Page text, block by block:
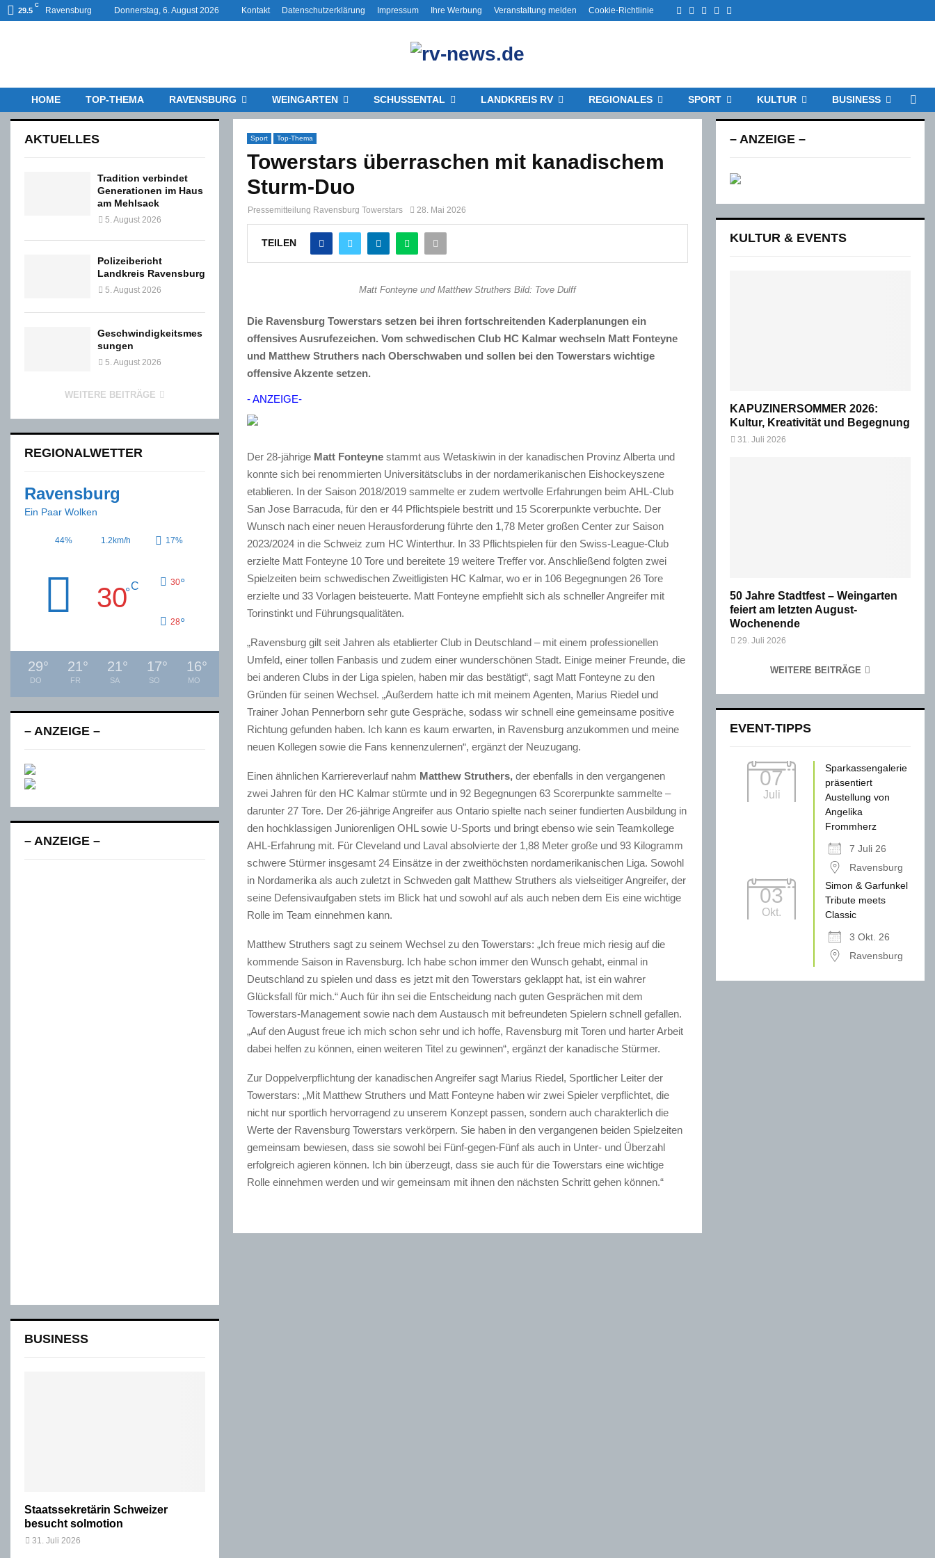
29.5
C
Ravensburg Donnerstag, 6. August 2026 Kontakt Datenschutzerklärung Impressum Ihre Werbung Veranstaltung melden Cookie-Richtlinie Facebook
TwitterInstagram
Email
HOME TOP-THEMA RAVENSBURG WEINGARTEN SCHUSSENTAL LANDKREIS RV REGIONALES SPORT KULTUR BUSINESS
Sport Top-Thema
Towerstars überraschen mit kanadischem
Sturm-Duo
Pressemitteilung Ravensburg Towerstars 28. Mai 2026
TEILEN
Matt Fonteyne und Matthew Struthers Bild: Tove Dulff
Die Ravensburg Towerstars setzen bei ihren fortschreitenden Kaderplanungen ein
offensives Ausrufezeichen. Vom schwedischen Club HC Kalmar wechseln Matt Fonteyne
und Matthew Struthers nach Oberschwaben und sollen bei den Towerstars wichtige
offensive Akzente setzen.
- ANZEIGE-
Der 28-jährige Matt Fonteyne stammt aus Wetaskiwin in der kanadischen Provinz Alberta und
konnte sich bei renommierten Universitätsclubs in der nordamerikanischen Eishockeyszene
etablieren. In der Saison 2018/2019 sammelte er zudem wertvolle Erfahrungen beim AHL-Club
San Jose Barracuda, für den er 44 Pflichtspiele bestritt und 15 Scorerpunkte verbuchte. Der
Wunsch nach einer neuen Herausforderung führte den 1,78 Meter großen Center zur Saison
2023/2024 in die Schweiz zum HC Winterthur. In 33 Pflichtspielen für den Swiss-League-Club
erzielte Matt Fonteyne 10 Tore und bereitete 19 weitere Treffer vor. Anschließend folgten zwei
Spielzeiten beim schwedischen Zweitligisten HC Kalmar, wo er in 106 Begegnungen 26 Tore
erzielte und 33 Vorlagen beisteuerte. Matt Fonteyne empfiehlt sich als schneller Angreifer mit
Torinstinkt und Führungsqualitäten.
„Ravensburg gilt seit Jahren als etablierter Club in Deutschland – mit einem professionellen
Umfeld, einer tollen Fanbasis und zudem einer wunderschönen Stadt. Einige meiner Freunde, die
bei anderen Clubs in der Liga spielen, haben mir das bestätigt“, sagt Matt Fonteyne zu den
Gründen für seinen Wechsel. „Außerdem hatte ich mit meinem Agenten, Marius Riedel und
Trainer Johan Pennerborn sehr gute Gespräche, sodass wir schnell eine gemeinsame positive
Richtung gefunden haben. Ich kann es kaum erwarten, in Ravensburg anzukommen und meine
neuen Kollegen sowie die Fans kennenzulernen“, ergänzt der Neuzugang.
Einen ähnlichen Karriereverlauf nahm Matthew Struthers, der ebenfalls in den vergangenen
zwei Jahren für den HC Kalmar stürmte und in 92 Begegnungen 63 Scorerpunkte sammelte –
darunter 27 Tore. Der 26-jährige Angreifer aus Ontario spielte nach seiner fundierten Ausbildung in
den hochklassigen Juniorenligen OHL sowie U-Sports und bringt ebenso wie sein Teamkollege
AHL-Erfahrung mit. Für Cleveland und Laval absolvierte der 1,88 Meter große und 93 Kilogramm
schwere Stürmer insgesamt 24 Einsätze in der zweithöchsten nordamerikanischen Liga. Sowohl
in Nordamerika als auch zuletzt in Schweden galt Matthew Struthers als vielseitiger Angreifer, der
seine Defensivaufgaben stets im Blick hat und sowohl auf als auch neben dem Eis eine wichtige
Rolle im Team einnehmen kann.
Matthew Struthers sagt zu seinem Wechsel zu den Towerstars: „Ich freue mich riesig auf die
kommende Saison in Ravensburg. Ich habe schon immer den Wunsch gehabt, einmal in
Deutschland zu spielen und dass es jetzt mit den Towerstars geklappt hat, ist ein wahrer
Glücksfall für mich.“ Auch für ihn sei die Entscheidung nach guten Gesprächen mit dem
Towerstars-Management sowie nach dem Austausch mit befreundeten Spielern schnell gefallen.
„Auf den August freue ich mich schon sehr und ich hoffe, Ravensburg mit Toren und harter Arbeit
dabei helfen zu können, einen weiteren Titel zu gewinnen“, ergänzt der kanadische Stürmer.
Zur Doppelverpflichtung der kanadischen Angreifer sagt Marius Riedel, Sportlicher Leiter der
Towerstars: „Mit Matthew Struthers und Matt Fonteyne haben wir zwei Spieler verpflichtet, die
nicht nur sportlich hervorragend zu unserem Konzept passen, sondern auch charakterlich die
Werte der Ravensburg Towerstars verkörpern. Sie haben in den vergangenen beiden Spielzeiten
gemeinsam bewiesen, dass sie sowohl bei Fünf-gegen-Fünf als auch in Unter- und Überzahl
erfolgreich agieren können. Ich bin überzeugt, dass sie auch für die Towerstars eine wichtige
Rolle einnehmen werden und wir gemeinsam mit ihnen den nächsten Schritt gehen können.“
AKTUELLES
Tradition verbindet
Generationen im Haus
am Mehlsack
5. August 2026
Polizeibericht
Landkreis Ravensburg
5. August 2026
Geschwindigkeitsmes
sungen
5. August 2026
WEITERE BEITRÄGE
REGIONALWETTER
Ravensburg
Ein Paar Wolken
44% 1.2km/h 17%
30°C 30°
28°
29°
DO
21°
FR
21°
SA
17°
SO
16°
MO
– ANZEIGE –
– ANZEIGE –
BUSINESS
Staatssekretärin Schweizer
besucht solmotion
31. Juli 2026
– ANZEIGE –
KULTUR & EVENTS
KAPUZINERSOMMER 2026:
Kultur, Kreativität und Begegnung
31. Juli 2026
50 Jahre Stadtfest – Weingarten
feiert am letzten August-
Wochenende
29. Juli 2026
WEITERE BEITRÄGE
EVENT-TIPPS
07
Juli
Sparkassengalerie
präsentiert
Austellung von
Angelika
Frommherz
7 Juli 26
Ravensburg
03
Okt.
Simon & Garfunkel
Tribute meets
Classic
3 Okt. 26
Ravensburg